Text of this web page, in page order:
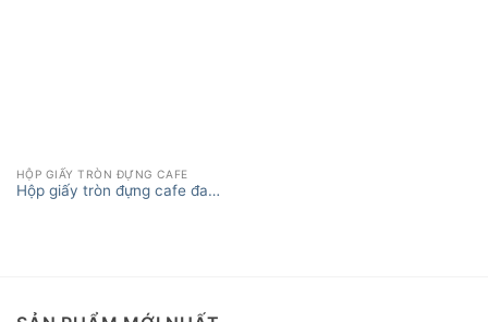
HỘP GIẤY TRÒN ĐỰNG CAFE
Hộp giấy tròn đựng cafe đa